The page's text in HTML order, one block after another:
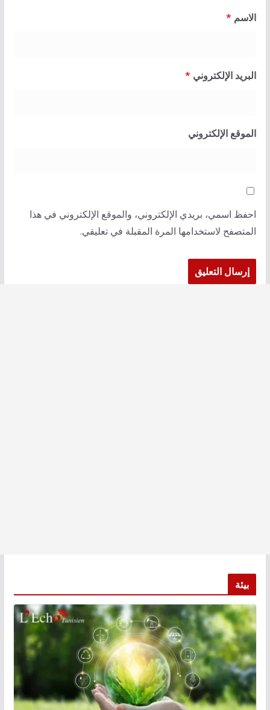
الاسم *
البريد الإلكتروني *
الموقع الإلكتروني
احفظ اسمي، بريدي الإلكتروني، والموقع الإلكتروني في هذا
المتصفح لاستخدامها المرة المقبلة في تعليقي.
بيئة